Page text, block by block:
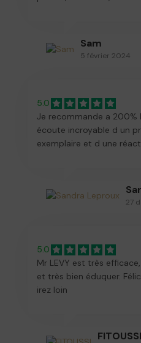
Sam
5 février 2024
5.0
Je recommande a 200%
écoute incroyable d un
exemplaire et d une
27
5.0
Mr LEVY est très
et très bien éduquer.
irez loin
FITOUSSI